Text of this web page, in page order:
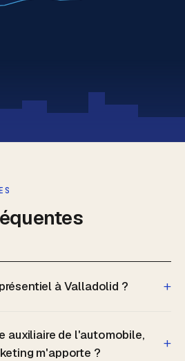
à Valladolid ? +
auxiliaire de l'automobile,
m'apporte ?
+